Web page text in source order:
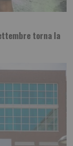
torna la